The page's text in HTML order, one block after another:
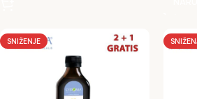
SNIŽENJE